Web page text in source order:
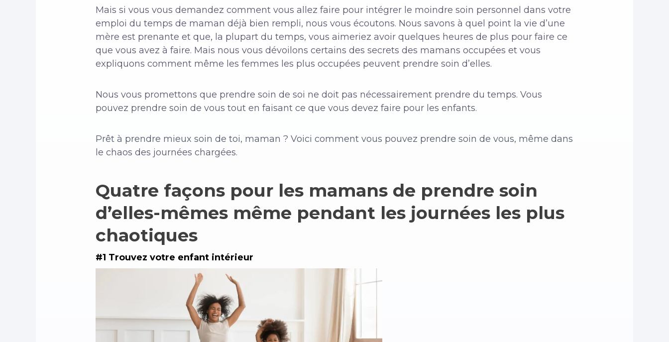
Mais si vous vous demandez comment vous allez faire pour intégrer le moindre soin personnel dans votre
emploi du temps de maman déjà bien rempli, nous vous écoutons. Nous savons à quel point la vie d’une
mère est prenante et que, la plupart du temps, vous aimeriez avoir quelques heures de plus pour faire ce
que vous avez à faire. Mais nous vous dévoilons certains des secrets des mamans occupées et vous
expliquons comment même les femmes les plus occupées peuvent prendre soin d’elles.
Nous vous promettons que prendre soin de soi ne doit pas nécessairement prendre du temps. Vous
pouvez prendre soin de vous tout en faisant ce que vous devez faire pour les enfants.
Prêt à prendre mieux soin de toi, maman ? Voici comment vous pouvez prendre soin de vous, même dans
le chaos des journées chargées.
Quatre façons pour les mamans de prendre soin
d’elles-mêmes même pendant les journées les plus
chaotiques
#1 Trouvez votre enfant intérieur